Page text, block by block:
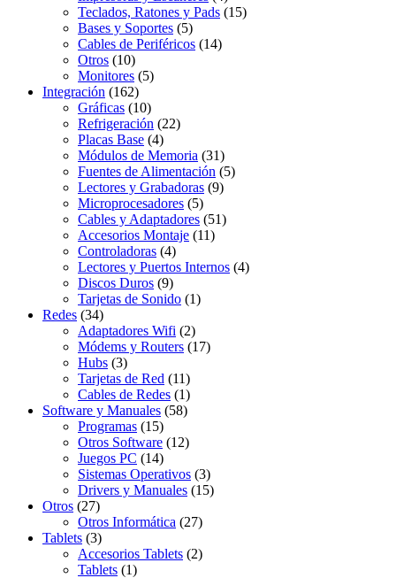
Teclados, Ratones y Pads (15)
Bases y Soportes (5)
Cables de Periféricos (14)
Otros (10)
Monitores (5)
Integración (162)
Gráficas (10)
Refrigeración (22)
Placas Base (4)
Módulos de Memoria (31)
Fuentes de Alimentación (5)
Lectores y Grabadoras (9)
Microprocesadores (5)
Cables y Adaptadores (51)
Accesorios Montaje (11)
Controladoras (4)
Lectores y Puertos Internos (4)
Discos Duros (9)
Tarjetas de Sonido (1)
Redes (34)
Adaptadores Wifi (2)
Módems y Routers (17)
Hubs (3)
Tarjetas de Red (11)
Cables de Redes (1)
Software y Manuales (58)
Programas (15)
Otros Software (12)
Juegos PC (14)
Sistemas Operativos (3)
Drivers y Manuales (15)
Otros (27)
Otros Informática (27)
Tablets (3)
Accesorios Tablets (2)
Tablets (1)